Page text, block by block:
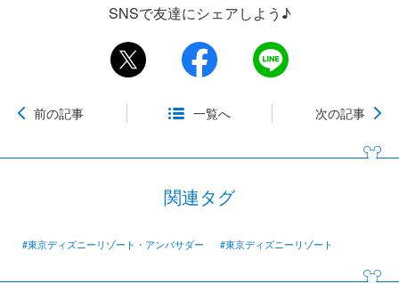
SNSで友達にシェアしよう♪
前の記事 一覧へ 次の記事
関連タグ
#東京ディズニーリゾート・アンバサダー #東京ディズニーリゾート